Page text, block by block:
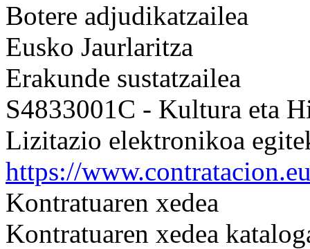
Botere adjudikatzailea
Eusko Jaurlaritza
Erakunde sustatzailea
S4833001C - Kultura eta
Lizitazio elektronikoa
https://
Kontratuaren xedea
Kontratuaren xedea